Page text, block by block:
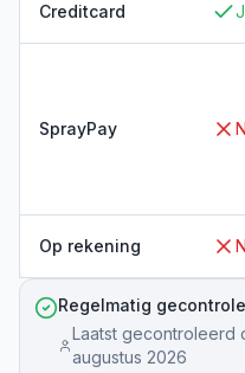
Creditcard
SprayPay
Op rekening
Regelmatig
Laatst gecontroleerd
augustus 2026